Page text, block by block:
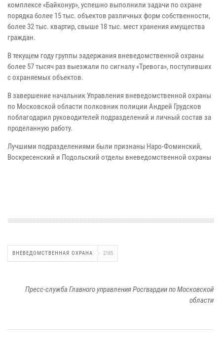
комплексе «Байконур», успешно выполнили задачи по охране
порядка более 15 тыс. объектов различных форм собственности,
более 32 тыс. квартир, свыше 18 тыс. мест хранения имущества
граждан.
В текущем году группы задержания вневедомственной охраны
более 57 тысяч раз выезжали по сигналу «Тревога», поступивших
с охраняемых объектов.
В завершение начальник Управления вневедомственной охраны
по Московской области полковник полиции Андрей Грудсков
поблагодарил руководителей подразделений и личный состав за
проделанную работу.
Лучшими подразделениями были признаны Наро-Фоминский,
Воскресенский и Подольский отделы вневедомственной охраны
ВНЕВЕДОМСТВЕННАЯ ОХРАНА 2185
Пресс-служба Главного управления Росгвардии по Московской
области